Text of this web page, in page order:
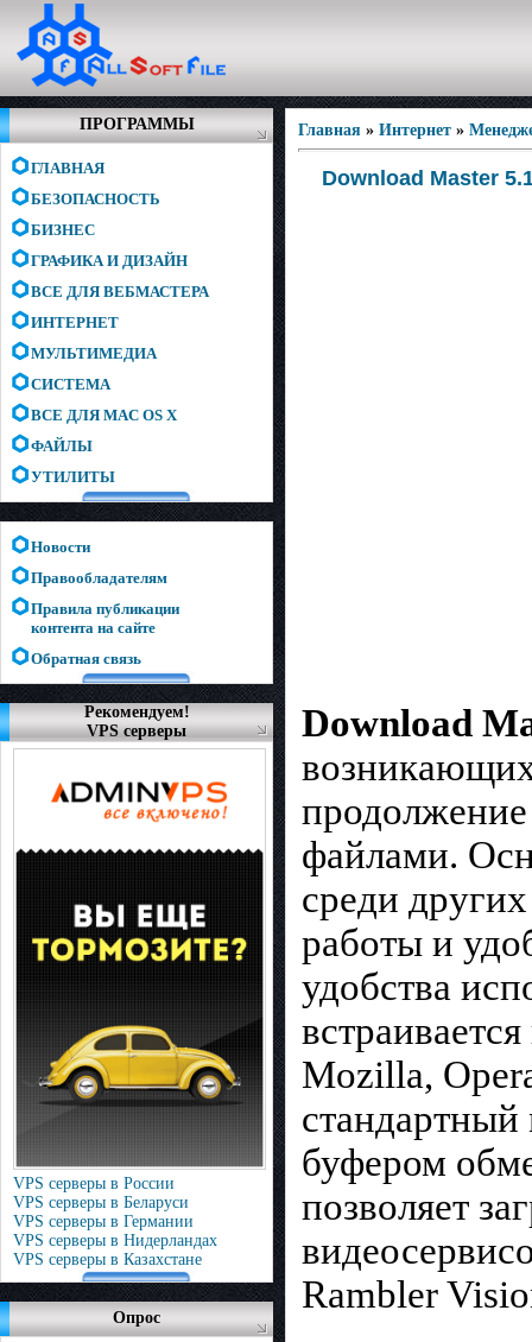
ПРОГРАММЫ
ГЛАВНАЯ
БЕЗОПАСНОСТЬ
БИЗНЕС
ГРАФИКА И ДИЗАЙН
ВСЕ ДЛЯ ВЕБМАСТЕРА
ИНТЕРНЕТ
МУЛЬТИМЕДИА
СИСТЕМА
ВСЕ ДЛЯ MAC OS X
ФАЙЛЫ
УТИЛИТЫ
Новости
Правообладателям
Правила публикации
контента на сайте
Обратная связь
Рекомендуем!
VPS серверы
VPS серверы в России
VPS серверы в Беларуси
VPS серверы в Германии
VPS серверы в Нидерландах
VPS серверы в Казахстане
Опрос
Главная » Интернет »
Download Master
Download
возникающих
файлами.
среди
работы и
удобства
Mozilla,
стандартный
буфером
позволяет
Rambler